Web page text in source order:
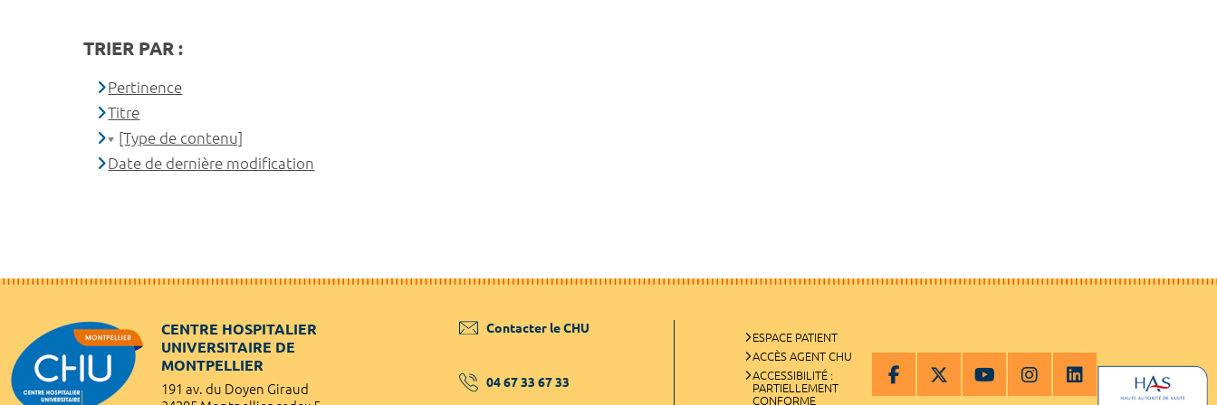
TRIER PAR :
Pertinence
Titre
[Type de contenu]
Date de dernière modification
CENTRE HOSPITALIER
UNIVERSITAIRE DE
MONTPELLIER
191 av. du Doyen Giraud
Contacter le CHU
04 67 33 67 33
ESPACE PATIENT
ACCÈS AGENT CHU
ACCESSIBILITÉ :
PARTIELLEMENT
CONFORME